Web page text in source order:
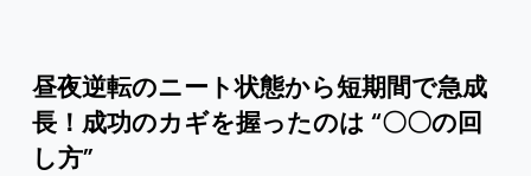
昼夜逆転のニート状態から短期間で急成
長！成功のカギを握ったのは “〇〇の回
し方”